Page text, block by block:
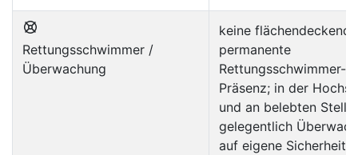
Rettungsschwimmer /
Überwachung
keine
permanente
Rettungsschwimmer-
Präsenz; in der
und an belebten
gelegentlich
auf eigene Sicherheit